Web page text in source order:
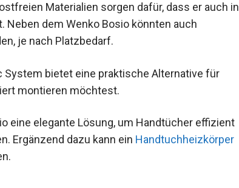
Materialien sorgen dafür, dass er auch in
dem Wenko Bosio könnten auch
je nach Platzbedarf.
System bietet eine praktische Alternative für
montieren möchtest.
eine elegante Lösung, um Handtücher effizient
Ergänzend dazu kann ein Handtuchheizkörper